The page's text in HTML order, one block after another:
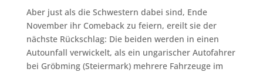
Aber just als die Schwestern dabei sind, Ende
November ihr Comeback zu feiern, ereilt sie der
nächste Rückschlag: Die beiden werden in einen
Autounfall verwickelt, als ein ungarischer Autofahrer
bei Gröbming (Steiermark) mehrere Fahrzeuge im